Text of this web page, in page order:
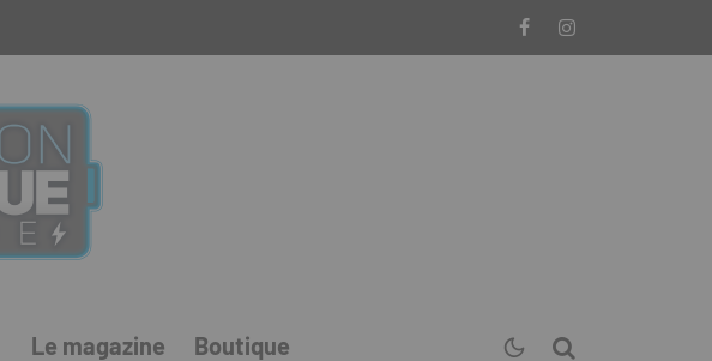
Le magazine Boutique